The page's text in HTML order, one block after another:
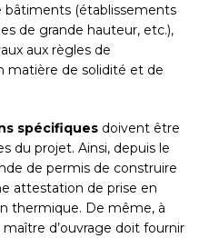
bâtiments (établissements
de grande hauteur, etc.),
aux règles de
matière de solidité et de
spécifiques doivent être
du projet. Ainsi, depuis le
de permis de construire
attestation de prise en
thermique. De même, à
d’ouvrage doit fournir